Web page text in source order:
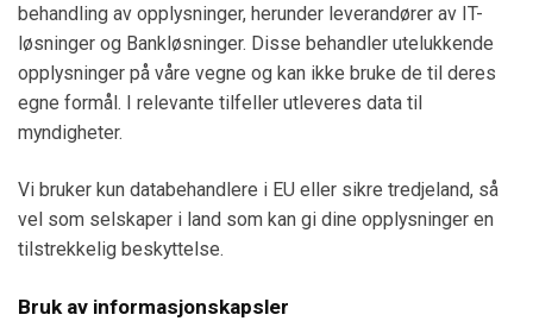
behandling av opplysninger, herunder leverandører av IT-
løsninger og Bankløsninger. Disse behandler utelukkende
opplysninger på våre vegne og kan ikke bruke de til deres
egne formål. I relevante tilfeller utleveres data til
myndigheter.
Vi bruker kun databehandlere i EU eller sikre tredjeland, så
vel som selskaper i land som kan gi dine opplysninger en
tilstrekkelig beskyttelse.
Bruk av informasjonskapsler